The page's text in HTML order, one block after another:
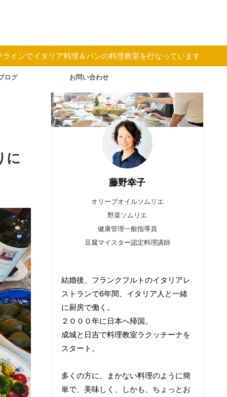
ンの料理教室を行なっています
ログ お問い合わせ
に
藤野幸子
オリーブオイルソムリエ
野菜ソムリエ
健康管理一般指導員
豆腐マイスター認定料理講師
結婚後、フランクフルトのイタリアレ
ストランで6年間、イタリア人と一緒
に厨房で働く。
２０００年に日本へ帰国。
成城と日吉で料理教室ラクッチーナを
スタート。
多くの方に、まかない料理のように簡
単で、美味しく、しかも、ちょっとお